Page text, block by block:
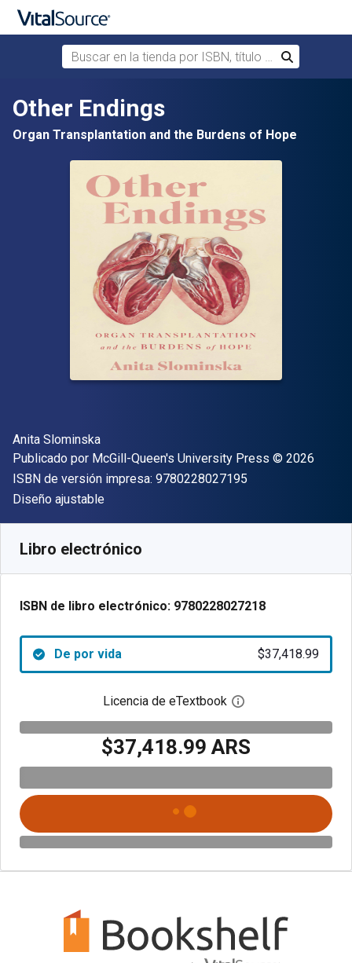
Saltar al contenido principal
Buscar en la tienda por ISBN, título o autor
Buscar
Other Endings
Organ Transplantation and the Burdens of Hope
Autor(es)
Anita Slominska
Editor
Publicado por McGill-Queen's University Press Copyright
© 2026
ISBN de versión impresa: 9780228027195
Formato
Diseño ajustable
Libro electrónico
ISBN de libro electrónico: 9780228027218
De por vida $37,418.99
Licencia de eTextbook Abre el cuadro de
$37,418.99 ARS